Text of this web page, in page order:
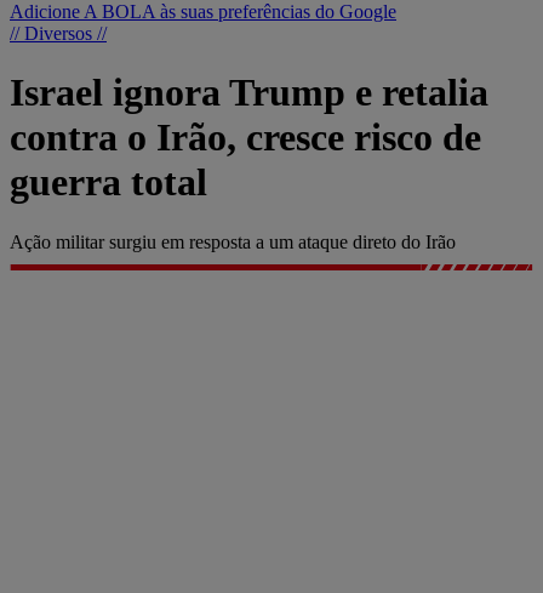
Adicione A BOLA às suas preferências do Google
// Diversos //
Israel ignora Trump e retalia
contra o Irão, cresce risco de
guerra total
Ação militar surgiu em resposta a um ataque direto do Irão